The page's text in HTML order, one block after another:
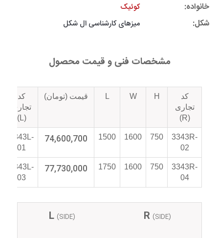
خانواده: کوئیک
شکل: میزهای کارشناسی ال شکل
مشخصات فنی و قیمت محصول
کد
تجاری
(R)
H
W
L قیمت (تومان)
کد
تجاری
(L)
3343R-
02
750
1600
1500
74,600,700
3343L-
01
3343R-
04
750
1600
1750
77,730,000
3343L-
03
L (SIDE) R (SIDE)